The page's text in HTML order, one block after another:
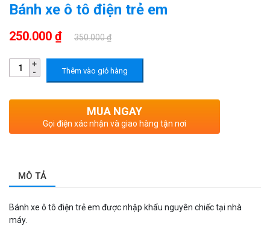
Bánh xe ô tô điện trẻ em
250.000 ₫ 350.000 ₫
Thêm vào giỏ hàng
MUA NGAY
Gọi điện xác nhận và giao hàng tận nơi
MÔ TẢ
Bánh xe ô tô điện trẻ em được nhập khẩu nguyên chiếc tại nhà
máy.